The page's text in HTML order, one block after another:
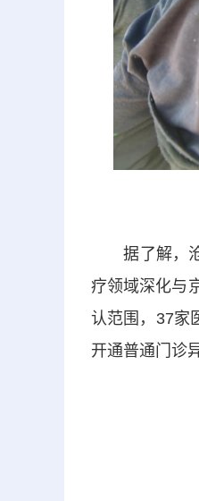
据了解，沧
疗领域深化与
认范围，37家
开通普通门诊